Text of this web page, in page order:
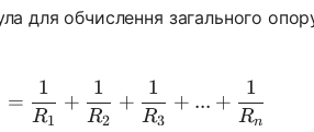
для обчислення загального
\frac{1}{R_{total}}
=
R1
1
+
R2
1
+
R3
1
+ ... +
Rn
1